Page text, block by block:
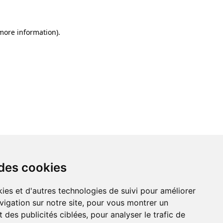
cookies
et d'autres technologies de suivi pour améliorer
sur notre site, pour vous montrer un
des publicités ciblées, pour analyser le trafic de
information).